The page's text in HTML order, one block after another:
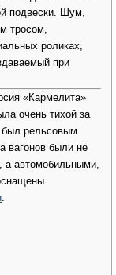
подвески. Шум,
тросом,
роликах,
при
«Кармелита»
очень тихой за
был рельсовым
вагонов были не
а автомобильными,
.